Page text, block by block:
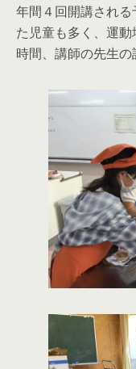
年間４回開講され
た児童も多く、運
時間、講師の先生の